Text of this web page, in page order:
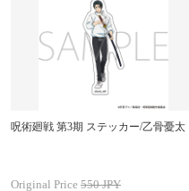
呪術廻戦 第3期 ステッカー/乙骨憂太
Original Price 550JPY